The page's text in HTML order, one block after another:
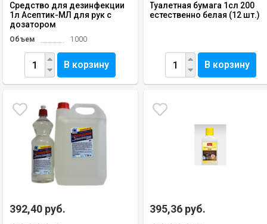
Средство для дезинфекции
1л Асептик-МЛ для рук с
дозатором
Объем 1000
В корзину
Туалетная бумага 1сл 200
естественно белая (12 шт.)
В корзину
392,40 руб. 395,36 руб.